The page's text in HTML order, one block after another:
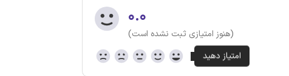
۰.۰
(هنوز امتیازی ثبت نشده است)